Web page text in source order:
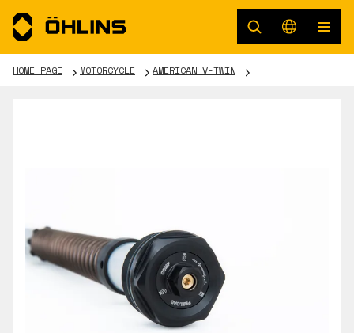
HOME PAGE MOTORCYCLE AMERICAN V-TWIN